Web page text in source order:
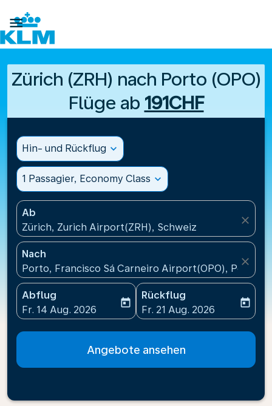

Zürich (ZRH) nach Porto (OPO)
Flüge ab 191CHF
Hin- und Rückflug expand_more
1 Passagier, Economy Class expand_more
Ab
Zürich, Zurich Airport(ZRH), Schweiz
close
Nach
Porto, Francisco Sá Carneiro Airport(OPO), Portugal
close
Abflug
fc-booking-departure-date-aria-label
Fr. 14 Aug. 2026
today
Rückflug
fc-booking-return-date-
Fr. 21 Aug. 2026
today
Angebote ansehen